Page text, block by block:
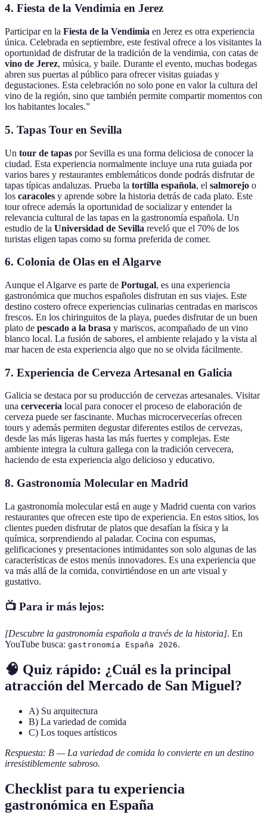
4. Fiesta de la Vendimia en Jerez
Participar en la Fiesta de la Vendimia en Jerez es otra experiencia
única. Celebrada en septiembre, este festival ofrece a los visitantes la
oportunidad de disfrutar de la tradición de la vendimia, con catas de
vino de Jerez, música, y baile. Durante el evento, muchas bodegas
abren sus puertas al público para ofrecer visitas guiadas y
degustaciones. Esta celebración no solo pone en valor la cultura del
vino de la región, sino que también permite compartir momentos con
los habitantes locales.”
5. Tapas Tour en Sevilla
Un tour de tapas por Sevilla es una forma deliciosa de conocer la
ciudad. Esta experiencia normalmente incluye una ruta guiada por
varios bares y restaurantes emblemáticos donde podrás disfrutar de
tapas típicas andaluzas. Prueba la tortilla española, el salmorejo o
los caracoles y aprende sobre la historia detrás de cada plato. Este
tour ofrece además la oportunidad de socializar y entender la
relevancia cultural de las tapas en la gastronomía española. Un
estudio de la Universidad de Sevilla reveló que el 70% de los
turistas eligen tapas como su forma preferida de comer.
6. Colonia de Olas en el Algarve
Aunque el Algarve es parte de Portugal, es una experiencia
gastronómica que muchos españoles disfrutan en sus viajes. Este
destino costero ofrece experiencias culinarias centradas en mariscos
frescos. En los chiringuitos de la playa, puedes disfrutar de un buen
plato de pescado a la brasa y mariscos, acompañado de un vino
blanco local. La fusión de sabores, el ambiente relajado y la vista al
mar hacen de esta experiencia algo que no se olvida fácilmente.
7. Experiencia de Cerveza Artesanal en Galicia
Galicia se destaca por su producción de cervezas artesanales. Visitar
una cervecería local para conocer el proceso de elaboración de
cerveza puede ser fascinante. Muchas microcervecerías ofrecen
tours y además permiten degustar diferentes estilos de cervezas,
desde las más ligeras hasta las más fuertes y complejas. Este
ambiente integra la cultura gallega con la tradición cervecera,
haciendo de esta experiencia algo delicioso y educativo.
8. Gastronomía Molecular en Madrid
La gastronomía molecular está en auge y Madrid cuenta con varios
restaurantes que ofrecen este tipo de experiencia. En estos sitios, los
clientes pueden disfrutar de platos que desafían la física y la
química, sorprendiendo al paladar. Cocina con espumas,
gelificaciones y presentaciones intimidantes son solo algunas de las
características de estos menús innovadores. Es una experiencia que
va más allá de la comida, convirtiéndose en un arte visual y
gustativo.
📺 Para ir más lejos:
[Descubre la gastronomía española a través de la historia]. En
YouTube busca: gastronomía España 2026.
🧠 Quiz rápido: ¿Cuál es la principal
atracción del Mercado de San Miguel?
A) Su arquitectura
B) La variedad de comida
C) Los toques artísticos
Respuesta: B — La variedad de comida lo convierte en un destino
irresistiblemente sabroso.
Checklist para tu experiencia
gastronómica en España